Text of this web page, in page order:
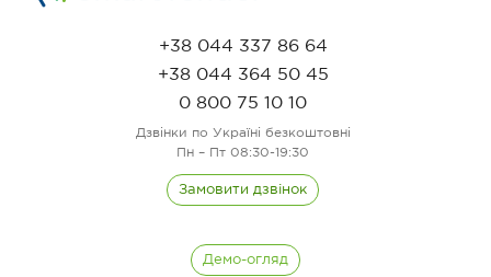
+38 044 337 86 64
+38 044 364 50 45
0 800 75 10 10
Дзвінки по Україні безкоштовні
Пн – Пт 08:30-19:30
Замовити дзвінок
Демо-огляд